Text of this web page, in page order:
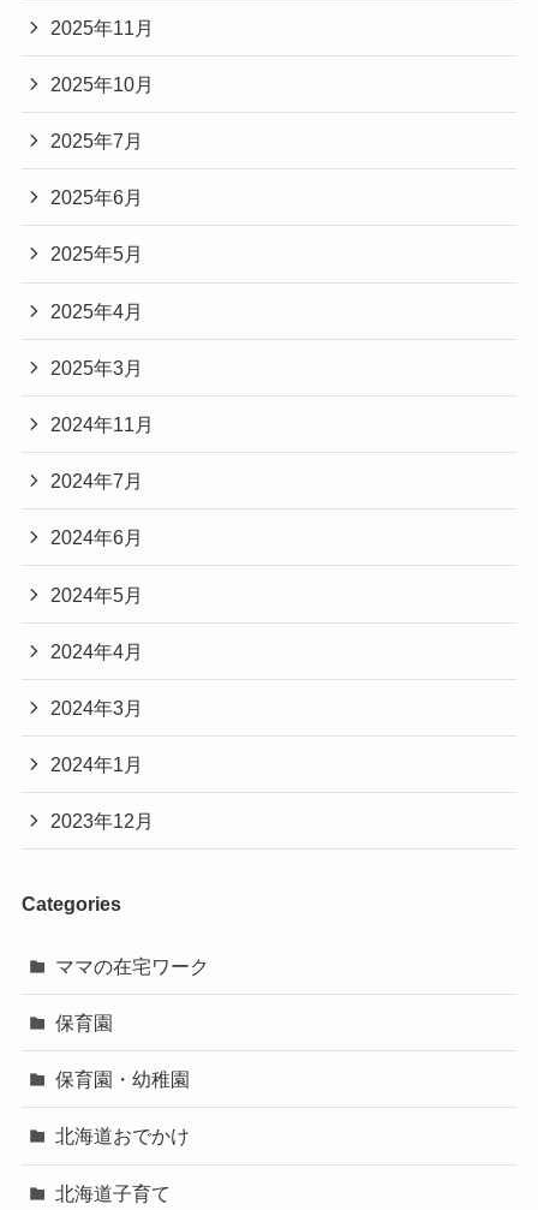
2025年11月
2025年10月
2025年7月
2025年6月
2025年5月
2025年4月
2025年3月
2024年11月
2024年7月
2024年6月
2024年5月
2024年4月
2024年3月
2024年1月
2023年12月
Categories
ママの在宅ワーク
保育園
保育園・幼稚園
北海道おでかけ
北海道子育て